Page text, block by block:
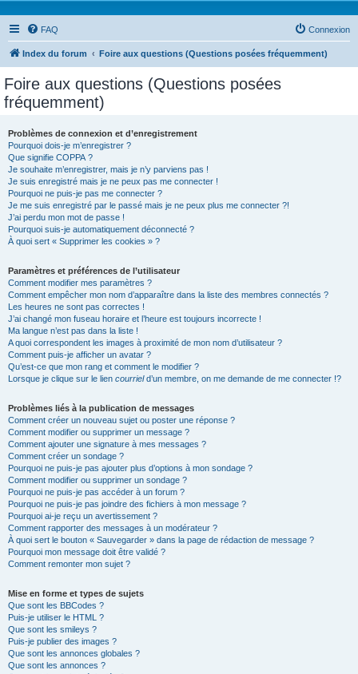
FAQ Connexion
Index du forum Foire aux questions (Questions posées fréquemment)
Foire aux questions (Questions posées
fréquemment)
Problèmes de connexion et d’enregistrement
Pourquoi dois-je m’enregistrer ?
Que signifie COPPA ?
Je souhaite m’enregistrer, mais je n’y parviens pas !
Je suis enregistré mais je ne peux pas me connecter !
Pourquoi ne puis-je pas me connecter ?
Je me suis enregistré par le passé mais je ne peux plus me connecter ?!
J’ai perdu mon mot de passe !
Pourquoi suis-je automatiquement déconnecté ?
À quoi sert « Supprimer les cookies » ?
Paramètres et préférences de l’utilisateur
Comment modifier mes paramètres ?
Comment empêcher mon nom d’apparaître dans la liste des membres connectés ?
Les heures ne sont pas correctes !
J’ai changé mon fuseau horaire et l’heure est toujours incorrecte !
Ma langue n’est pas dans la liste !
A quoi correspondent les images à proximité de mon nom d’utilisateur ?
Comment puis-je afficher un avatar ?
Qu’est-ce que mon rang et comment le modifier ?
Lorsque je clique sur le lien courrield’un membre, on me demande de me connecter !?
Problèmes liés à la publication de messages
Comment créer un nouveau sujet ou poster une réponse ?
Comment modifier ou supprimer un message ?
Comment ajouter une signature à mes messages ?
Comment créer un sondage ?
Pourquoi ne puis-je pas ajouter plus d’options à mon sondage ?
Comment modifier ou supprimer un sondage ?
Pourquoi ne puis-je pas accéder à un forum ?
Pourquoi ne puis-je pas joindre des fichiers à mon message ?
Pourquoi ai-je reçu un avertissement ?
Comment rapporter des messages à un modérateur ?
À quoi sert le bouton « Sauvegarder » dans la page de rédaction de message ?
Pourquoi mon message doit être validé ?
Comment remonter mon sujet ?
Mise en forme et types de sujets
Que sont les BBCodes ?
Puis-je utiliser le HTML ?
Que sont les smileys ?
Puis-je publier des images ?
Que sont les annonces globales ?
Que sont les annonces ?